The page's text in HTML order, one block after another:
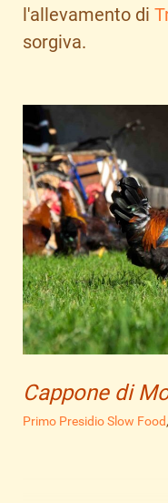
l'allevamento di
sorgiva.
Cappone di
Primo Presidio Slow Food